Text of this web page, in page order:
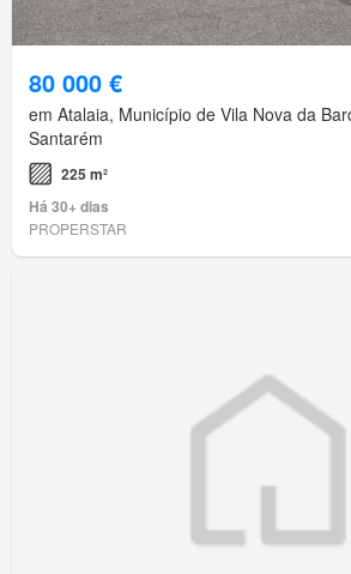
80 000 €
em Atalaia, Município de Vila Nova da
Santarém
225 m²
Há 30+ dias
PROPERSTAR